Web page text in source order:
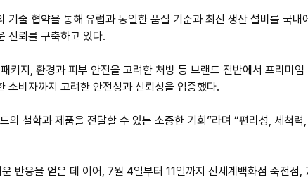
기술 협약을 통해 유럽과 동일한 품질 기준과 최신 생산 설비를 국
신뢰를 구축하고 있다.
키지, 환경과 피부 안전을 고려한 처방 등 브랜드 전반에서 프리
소비자까지 고려한 안전성과 신뢰성을 입증했다.
철학과 제품을 전달할 수 있는 소중한 기회”라며 “편리성, 세척
반응을 얻은 데 이어, 7월 4일부터 11일까지 신세계백화점 죽전